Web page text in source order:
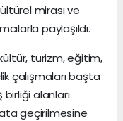
mirası ve
paylaşıldı.
turizm, eğitim,
çalışmaları başta
alanları
geçirilmesine